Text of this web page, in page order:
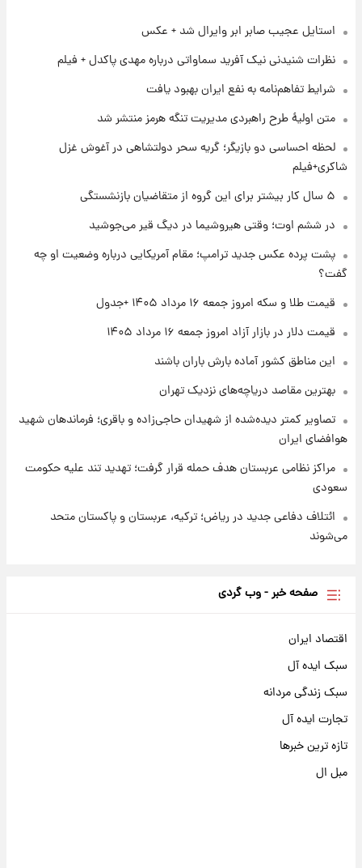
۱ روز پیش
شد؛ تیکدری، محبی و سرگیف با اعداد ویژه
جزئیات فعال‌سازی «کیف پول ایران» اعلام
شد+فیلم
تغییر تند قیمت محصولات ایران‌خودرو و سایپا
امروز پنجشنبه ۱۵ مرداد ۱۴۰۵ +جدول
۱ روز پیش
۱ روز پیش
شد
استایل عجیب صابر ابر وایرال شد + عکس
نظرات شنیدنی نیک آفرید سماواتی درباره مهدی پاکدل + فیلم
شرایط تفاهم‌نامه به نفع ایران بهبود یافت
متن اولیۀ طرح راهبردی مدیریت تنگه هرمز منتشر شد
لحظه احساسی دو بازیگر؛ گریه سحر دولتشاهی در آغوش غزل
شاکری+فیلم
۵ سال کار بیشتر برای این گروه از متقاضیان بازنشستگی
در ششم اوت؛ وقتی هیروشیما در دیگ قیر می‌جوشید
پشت پرده عکس جدید ترامپ؛ مقام آمریکایی درباره وضعیت او چه
گفت؟
قیمت طلا و سکه امروز جمعه ۱۶ مرداد ۱۴۰۵ +جدول
قیمت دلار در بازار آزاد امروز جمعه ۱۶ مرداد ۱۴۰۵
این مناطق کشور آماده بارش باران باشند
بهترین مقاصد دریاچه‌های نزدیک تهران
تصاویر کمتر دیده‌شده از شهیدان حاجی‌زاده و باقری؛ فرماندهان شهید
هوافضای ایران
مراکز نظامی عربستان هدف حمله قرار گرفت؛ تهدید تند علیه حکومت
سعودی
ائتلاف دفاعی جدید در ریاض؛ ترکیه، عربستان و پاکستان متحد
می‌شوند
صفحه خبر - وب گردی
اقتصاد ایران
سبک ایده آل
سبک زندگی مردانه
تجارت ایده آل
تازه ترین خبرها
مبل ال